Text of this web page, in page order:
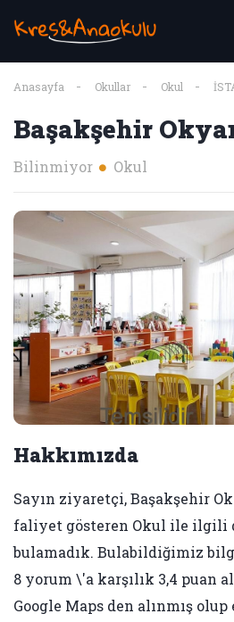
Anasayfa Okullar Okul
Başakşehir
Bilinmiyor Okul
Hakkımızda
Sayın ziyaretçi, Başakşehir
faliyet gösteren Okul ile ilgili
bulamadık. Bulabildiğimiz
8 yorum \'a karşılık 3,4 puan
Google Maps den alınmış